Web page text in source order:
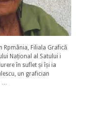
Rpmânia, Filiala Grafică
Național al Satului i
în suflet și își ia
un grafician